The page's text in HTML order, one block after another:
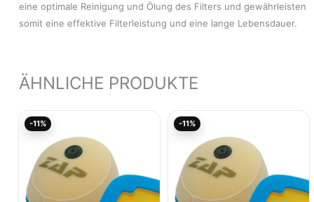
eine optimale Reinigung und Ölung des Filters und gewährleisten
somit eine effektive Filterleistung und eine lange Lebensdauer.
ÄHNLICHE PRODUKTE
-11%
war:
12,90€
Aktueller
-11%
war:
12,90€